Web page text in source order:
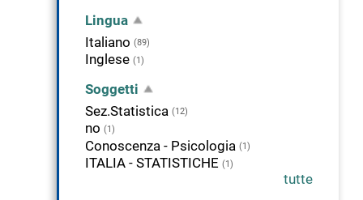
Lingua
Italiano (89)
Inglese (1)
Soggetti
Sez.Statistica (12)
no (1)
Conoscenza - Psicologia (1)
ITALIA - STATISTICHE (1)
tutte